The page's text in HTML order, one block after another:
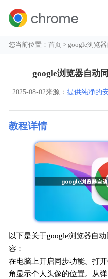
您当前位置：首页 > google浏览
google浏览器自动
2025-08-02来源： 提供纯净的
教程详情
以下是关于google浏览器自
容：
在电脑上开启同步功能。打
角显示个人头像的位置。从